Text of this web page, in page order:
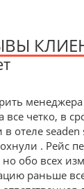
четко, в
отеле seaden
. Рейс
но обо всех
раньше